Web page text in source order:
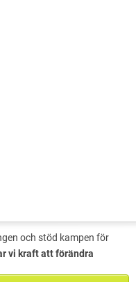
och stöd kampen för
vi kraft att förändra